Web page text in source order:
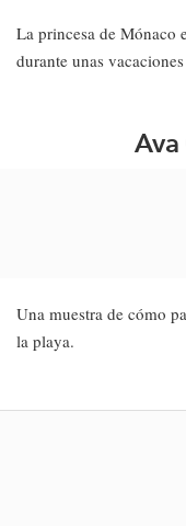
La princesa de Mónaco
durante unas
Ava
Una muestra de cómo
la playa.